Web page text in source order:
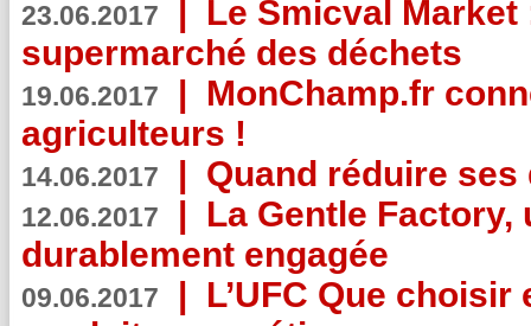
23.06.2017 | Le Smicval
supermarché des déchets
19.06.2017 | MonChamp.fr
agriculteurs !
14.06.2017 | Quand réduire
12.06.2017 | La Gentle
durablement engagée
09.06.2017 | L’UFC Que